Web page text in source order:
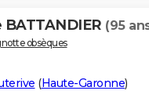
(95
obsèques
(Haute-Garonne)